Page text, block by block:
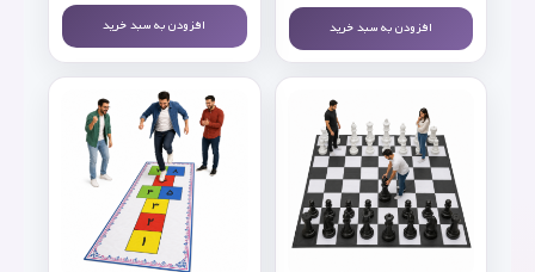
افزودن به سبد خرید افزودن به سبد خرید